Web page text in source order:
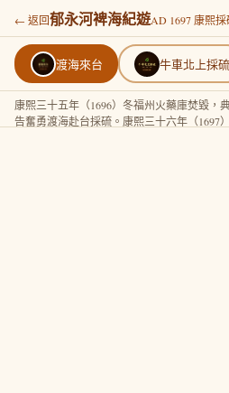
← 返回郁永河裨海紀遊AD 1697 康熙
渡海來台 牛車北上採硫
康熙三十五年（1696）冬福州火藥庫焚毀，
告奮勇渡海赴台採硫。康熙三十六年（1697